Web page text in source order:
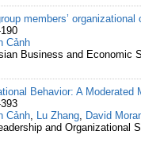
members’
Cảnh
Business and Economic
Behavior: A
Cảnh, Lu Zhang, David
and Organizational